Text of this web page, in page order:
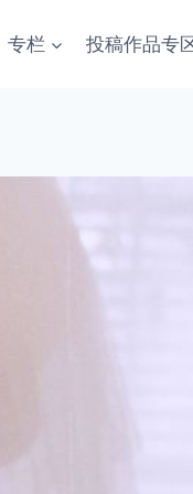
专栏 投稿作品专